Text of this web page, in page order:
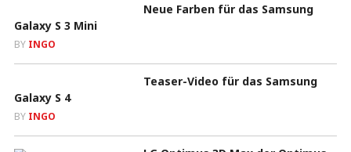
Neue Farben für das Samsung
Galaxy S 3 Mini
BY INGO
Teaser-Video für das Samsung
Galaxy S 4
BY INGO